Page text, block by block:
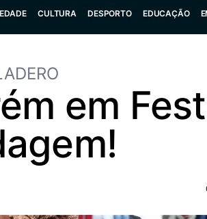
CULTURA DESPORTO EDUCAÇÃO
em